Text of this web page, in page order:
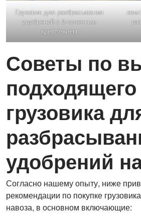
Грузовик для разбрасывания
удобрений с 3-точечным
креплением
Советы по
подходящего
грузовика
удобрений
Согласно нашему опыту, ниже
рекомендации по покупке
навоза, в основном включающие: